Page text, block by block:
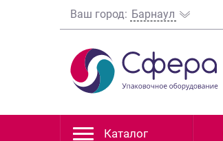
Ваш город: Барнаул
Каталог